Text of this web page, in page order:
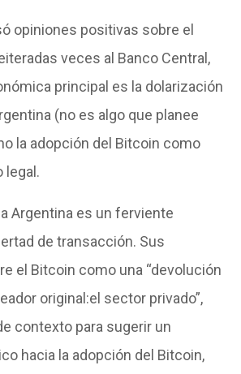
opiniones positivas sobre el
veces al Banco Central,
principal es la dolarización
(no es algo que planee
la adopción del Bitcoin como
legal.
Argentina es un ferviente
de transacción. Sus
el Bitcoin como una “devolución
original:el sector privado”,
contexto para sugerir un
hacia la adopción del Bitcoin,